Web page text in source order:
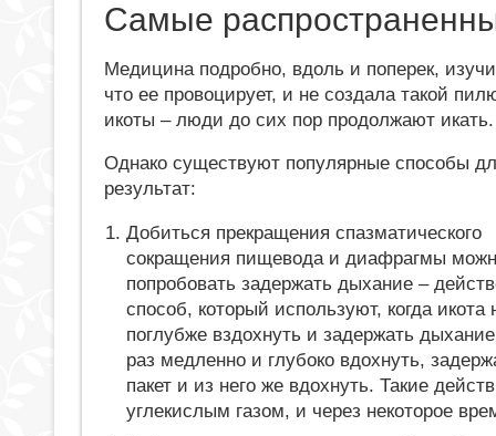
Самые
Медицина подробно, вдоль и поперек,
что ее провоцирует, и не создала такой
икоты – люди до сих пор продолжают икать.
Однако существуют популярные способы
результат:
Добиться прекращения спазматического
сокращения пищевода и диафрагмы
попробовать задержать дыхание –
способ, который используют, когда
поглубже вздохнуть и задержать
раз медленно и глубоко вдохнуть,
пакет и из него же вдохнуть. Такие
углекислым газом, и через некоторое